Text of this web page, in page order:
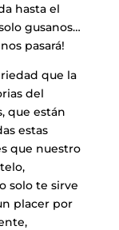
hasta el
gusanos…
pasará!
que la
del
que están
estas
que nuestro
solo te sirve
placer por